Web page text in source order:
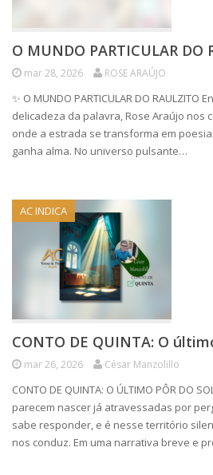
O MUNDO PARTICULAR DO
mar 28, 2026 ROSE ARAÚJO
️✨ O MUNDO PARTICULAR DO
delicadeza da palavra, Rose Araújo nos
onde a estrada se transforma em
ganha alma. No universo pulsante…
AC INDICA
CONTO DE QUINTA: O
mar 26, 2026 César Manzolillo
CONTO DE QUINTA: O ÚLTIMO PÔR DO
parecem nascer já atravessadas por
sabe responder, e é nesse território
nos conduz. Em uma narrativa breve e